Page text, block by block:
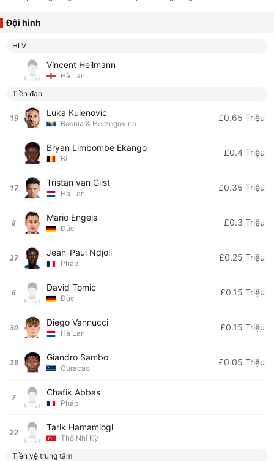
Đội hình
HLV
Vincent Heilmann
Hà Lan
Tiền đạo
19 Luka Kulenovic
Bosnia & Herzegovina
£0.65 Triệu
Bryan Limbombe Ekango
Bỉ
£0.4 Triệu
17 Tristan van Gilst
Hà Lan
£0.35 Triệu
8 Mario Engels
Đức
£0.3 Triệu
27 Jean-Paul Ndjoli
Pháp
£0.25 Triệu
6 David Tomic
Đức
£0.15 Triệu
30 Diego Vannucci
Hà Lan
£0.15 Triệu
28 Giandro Sambo
Curacao
£0.05 Triệu
7 Chafik Abbas
Pháp
22 Tarik Hamamiogl
Thổ Nhĩ Kỳ
Tiền vệ trung tâm